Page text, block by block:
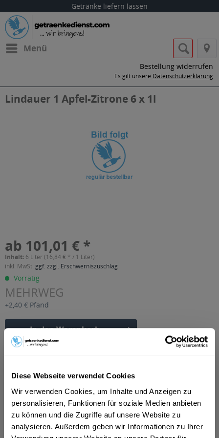
Diese Webseite verwendet Cookies
Wir verwenden Cookies, um Inhalte und Anzeigen zu
personalisieren, Funktionen für soziale Medien anbieten
zu können und die Zugriffe auf unsere Website zu
analysieren. Außerdem geben wir Informationen zu Ihrer
Getränke liefern lassen
Menü
Bestellung widerrufen
Es gilt unsere Datenschutzerklärung
Lindauer 1 Apfel-Zitrone 6 x 1l
ab 101,01 € *
Inhalt: 6 Liter (16,84 € * / 1 Liter)
inkl. MwSt. ggf. zzgl. Erschwerniszuschlag
Vorrätig
MEHRWEG
+2,40 € Pfand
In denWarenkorb
mehr
"Lindauer 1 Apfel-Zitrone 6 x 1l"